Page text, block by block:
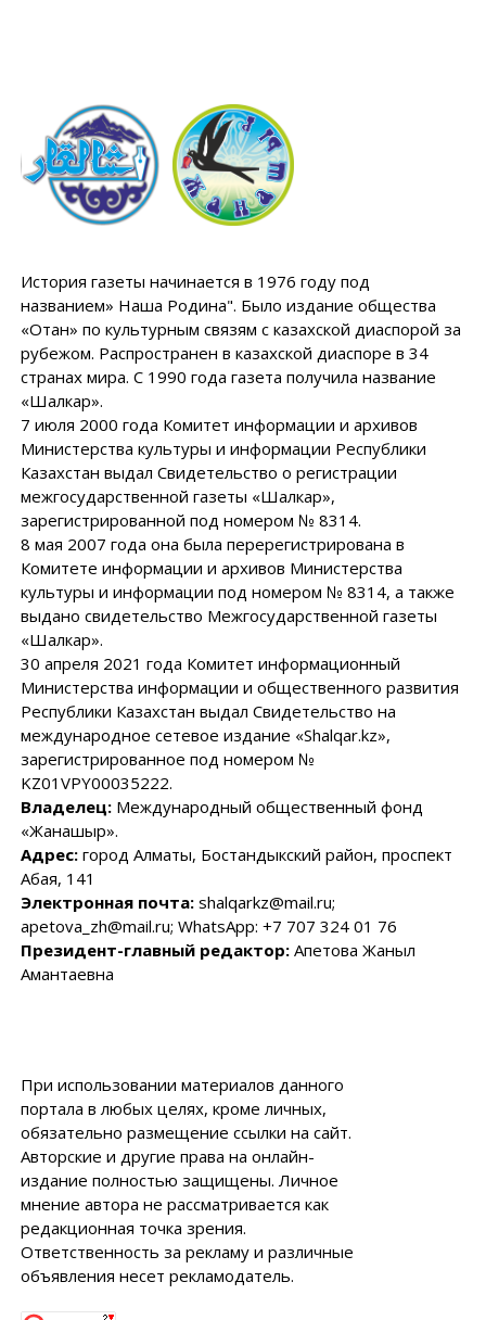
История газеты начинается в 1976 году под
названием» Наша Родина". Было издание общества
«Отан» по культурным связям с казахской диаспорой за
рубежом. Распространен в казахской диаспоре в 34
странах мира. С 1990 года газета получила название
«Шалкар».
7 июля 2000 года Комитет информации и архивов
Министерства культуры и информации Республики
Казахстан выдал Свидетельство о регистрации
межгосударственной газеты «Шалкар»,
зарегистрированной под номером № 8314.
8 мая 2007 года она была перерегистрирована в
Комитете информации и архивов Министерства
культуры и информации под номером № 8314, а также
выдано свидетельство Межгосударственной газеты
«Шалкар».
30 апреля 2021 года Комитет информационный
Министерства информации и общественного развития
Республики Казахстан выдал Свидетельство на
международное сетевое издание «Shalqar.kz»,
зарегистрированное под номером №
KZ01VPY00035222.
Владелец:Международный общественный фонд
«Жанашыр».
Адрес:город Алматы, Бостандыкский район, проспект
Абая, 141
Электронная почта:shalqarkz@mail.ru;
apetova_zh@mail.ru; WhatsApp: +7 707 324 01 76
Президент-главный редактор:Апетова Жаныл
Амантаевна
При использовании материалов данного
портала в любых целях, кроме личных,
обязательно размещение ссылки на сайт.
Авторские и другие права на онлайн-
издание полностью защищены. Личное
мнение автора не рассматривается как
редакционная точка зрения.
Ответственность за рекламу и различные
объявления несет рекламодатель.